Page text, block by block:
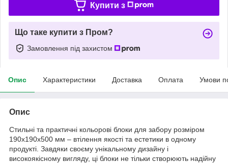
Купити з
Що таке купити з Пром?
Замовлення під захистом
Опис Характеристики Доставка Оплата Умови
Опис
Стильні та практичні кольорові блоки для забору розміром
190x190x500 мм – втілення якості та естетики в одному
продукті. Завдяки своєму унікальному дизайну і
високоякісному вигляду, ці блоки не тільки створюють надійну